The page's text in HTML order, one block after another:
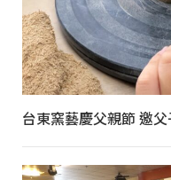
台東窯藝慶父親節 邀